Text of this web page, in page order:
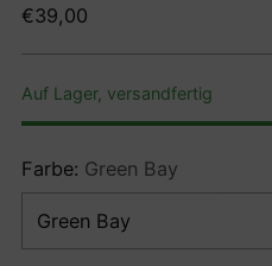
Regulärer
€39,00
Auf Lager, versandfertig
Farbe: Green Bay